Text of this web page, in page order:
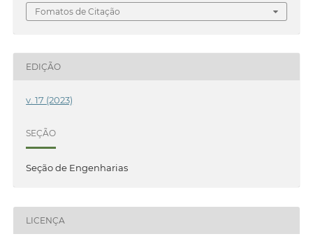
Fomatos de Citação
EDIÇÃO
v. 17 (2023)
SEÇÃO
Seção de Engenharias
LICENÇA